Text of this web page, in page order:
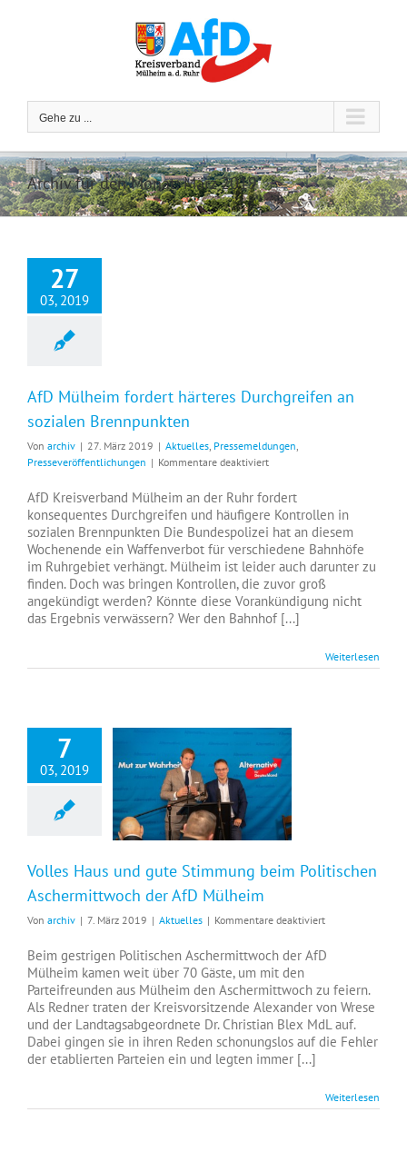
Gehe zu ...
Archiv für den Monat:März 2019
27
03, 2019
AfD Mülheim fordert härteres Durchgreifen an
sozialen Brennpunkten
Von archiv | 27. März 2019 | Aktuelles Pressemeldungen
Presseveröffentlichungen | Kommentare deaktiviertfür
Mülheim
fordert
härteres
Durchgreifen
an
sozialen
Brennpunkten
AfD Kreisverband Mülheim an der Ruhr fordert
konsequentes Durchgreifen und häufigere Kontrollen in
sozialen Brennpunkten Die Bundespolizei hat an diesem
Wochenende ein Waffenverbot für verschiedene Bahnhöfe
im Ruhrgebiet verhängt. Mülheim ist leider auch darunter zu
finden. Doch was bringen Kontrollen, die zuvor groß
angekündigt werden? Könnte diese Vorankündigung nicht
das Ergebnis verwässern? Wer den Bahnhof [...]
Weiterlesen
7
03, 2019
Volles Haus und gute Stimmung beim Politischen
Aschermittwoch der AfD Mülheim
Von archiv | 7. März 2019 | Aktuelles | Kommentare deaktiviertfür
Haus
gute
Stimmung
beim
Politischen
Aschermittwoch
Mülheim
Beim gestrigen Politischen Aschermittwoch der AfD
Mülheim kamen weit über 70 Gäste, um mit den
Parteifreunden aus Mülheim den Aschermittwoch zu feiern.
Als Redner traten der Kreisvorsitzende Alexander von Wrese
und der Landtagsabgeordnete Dr. Christian Blex MdL auf.
Dabei gingen sie in ihren Reden schonungslos auf die Fehler
der etablierten Parteien ein und legten immer [...]
Weiterlesen